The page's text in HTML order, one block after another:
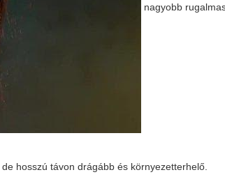
nagyobb
hosszú távon drágább és környezetterhelő.